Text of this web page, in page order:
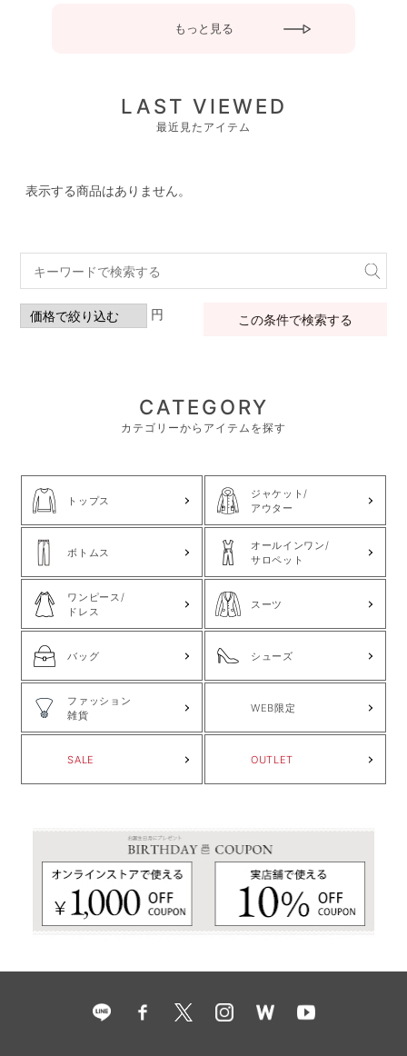
もっと見る
LAST VIEWED
最近見たアイテム
表示する商品はありません。
円 この条件で検索する
CATEGORY
カテゴリーからアイテムを探す
トップス
ジャケット/
アウター
ボトムス
オールインワン/
サロペット
ワンピース/
ドレス
スーツ
バッグ シューズ
ファッション
雑貨
WEB限定
SALE OUTLET